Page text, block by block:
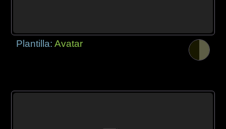
Plantilla:Avatar